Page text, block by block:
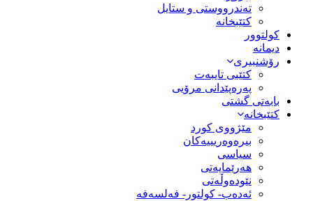
تەندرووستی و ستایل
کتێبخانە
کولتوور
دیمانە
رۆشنبیری
کتێبی تایبەت
پەرەپێدانی مرۆیی
بابەتی گشتی
کتێبخانە
مێژووى کورد
بیرەوەریییەکان
سیاسى
هەرێمایەتی
نێودەوڵەتی
ئەدەب- کولتور- فەلسەفە